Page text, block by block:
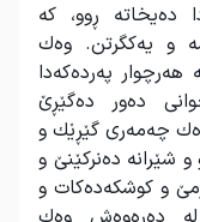
دەیخاتە ڕوو، كە
و یەكگرتن. وەك
هەرچوار پەردەكەدا
دەور دەگێڕێ
چەمەری گێڕێك و
شێرانە دەنركێنێ و
و كوشكەدەكات و